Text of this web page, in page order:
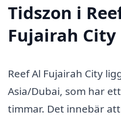
Tidszon i
Fujairah City
Reef Al Fujairah City
Asia/Dubai, som har
timmar. Det innebär